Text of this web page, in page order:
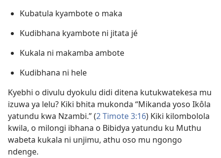
Kubatula kyambote o maka
Kudibhana kyambote ni jitata jé
Kukala ni makamba ambote
Kudibhana ni hele
Kyebhi o divulu dyokulu didi ditena kutukwatekesa mu
izuwa ya lelu? Kiki bhita mukonda “Mikanda yoso Ikôla
yatundu kwa Nzambi.” (2 Timote 3:16) Kiki kilombolola
kwila, o milongi ibhana o Bibidya yatundu ku Muthu
wabeta kukala ni unjimu, athu oso mu ngongo
ndenge.